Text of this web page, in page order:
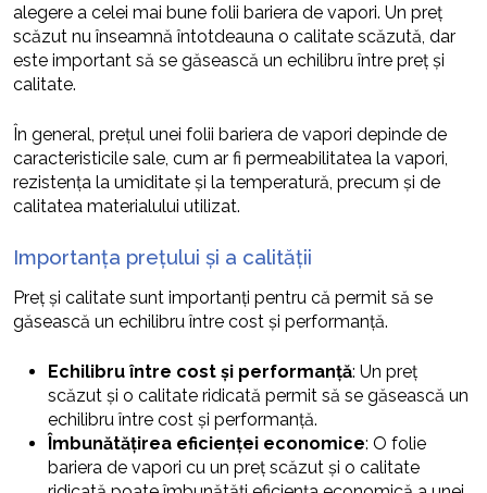
alegere a celei mai bune folii bariera de vapori. Un preț
scăzut nu înseamnă întotdeauna o calitate scăzută, dar
este important să se găsească un echilibru între preț și
calitate.
În general, prețul unei folii bariera de vapori depinde de
caracteristicile sale, cum ar fi permeabilitatea la vapori,
rezistența la umiditate și la temperatură, precum și de
calitatea materialului utilizat.
Importanța prețului și a calității
Preț și calitate sunt importanți pentru că permit să se
găsească un echilibru între cost și performanță.
Echilibru între cost și performanță: Un preț
scăzut și o calitate ridicată permit să se găsească un
echilibru între cost și performanță.
Îmbunătățirea eficienței economice: O folie
bariera de vapori cu un preț scăzut și o calitate